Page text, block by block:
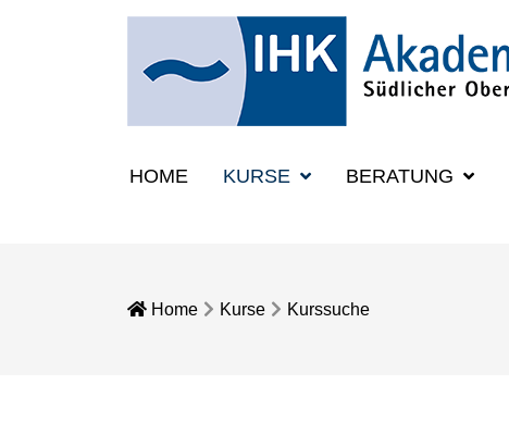
HOME KURSE BERATUNG
Home Kurse Kurssuche